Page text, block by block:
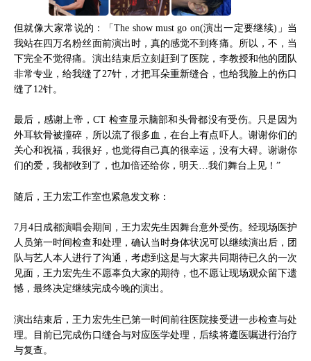
但就像大家常说的：「The show must go on(演出一定要继续)」当
我站在四万名粉丝面前演出时，真的感觉不到疼痛。所以，不，当
下完全不觉得痛。演出结束后立刻赶到了医院，李教授和他的团队
非常专业，给我缝了27针，才把耳朵重新缝合，也给我脸上的伤口
缝了12针。
最后，感谢上帝，CT 检查显示脑部和头骨都没有受伤。只是因为
外耳软骨被撞碎，所以流了很多血，在台上有点吓人。谢谢你们的
关心和祝福，我很好，也觉得自己真的很幸运，没有大碍。谢谢你
们的爱，我都收到了，也加倍还给你，明天…我们舞台上见！”
随后，王力宏工作室也紧急发文称：
7月4日成都演唱会期间，王力宏先生因舞台意外受伤。经现场医护
人员第一时间检查和处理，确认当时身体状况可以继续演出后，团
队与艺人本人进行了沟通，考虑到这是与大家共同期待已久的一次
见面，王力宏先生不愿辜负大家的期待，也不愿让现场观众留下遗
憾，最终决定继续完成今晚的演出。
演出结束后，王力宏先生已第一时间前往医院接受进一步检查与处
理。目前已完成伤口缝合与对应医学处理，后续将遵医嘱进行治疗
与复查。